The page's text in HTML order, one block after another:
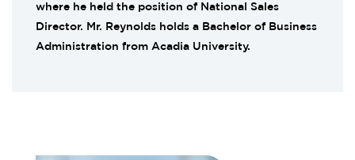
where he held the position of National Sales
Director. Mr. Reynolds holds a Bachelor of Business
Administration from Acadia University.